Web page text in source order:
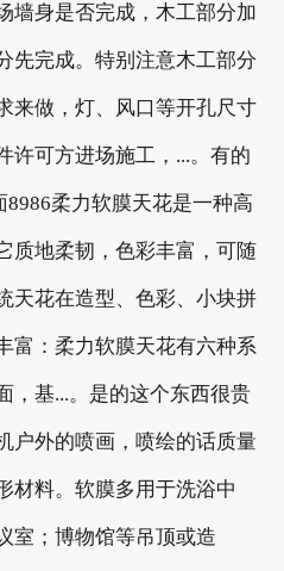
墙身是否完成，木工部分加
先完成。特别注意木工部分
来做，灯、风口等开孔尺寸
许可方进场施工，...。有的
柔力软膜天花是一种高
质地柔韧，色彩丰富，可随
天花在造型、色彩、小块拼
富：柔力软膜天花有六种系
，基...。是的这个东西很贵
户外的喷画，喷绘的话质量
材料。软膜多用于洗浴中
室；博物馆等吊顶或造